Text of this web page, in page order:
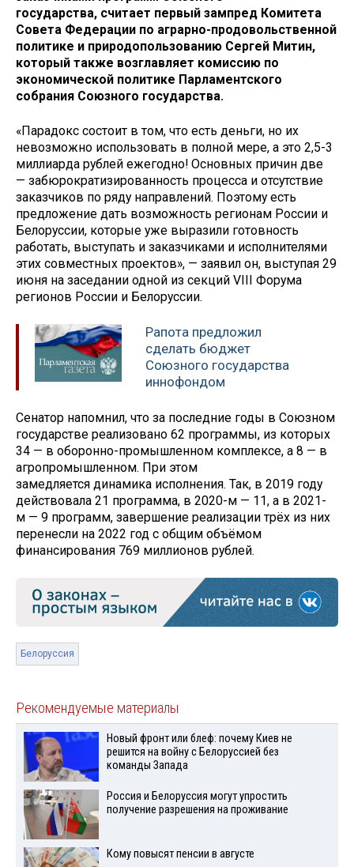
государства, считает первый зампред Комитета
Совета Федерации по аграрно-продовольственной
политике и природопользованию Сергей Митин,
который также возглавляет комиссию по
экономической политике Парламентского
собрания Союзного государства.
«Парадокс состоит в том, что есть деньги, но их
невозможно использовать в полной мере, а это 2,5-3
миллиарда рублей ежегодно! Основных причин две
— забюрократизированность процесса и отсутствие
заказчиков по ряду направлений. Поэтому есть
предложение дать возможность регионам России и
Белоруссии, которые уже выразили готовность
работать, выступать и заказчиками и исполнителями
этих совместных проектов», — заявил он, выступая 29
июня на заседании одной из секций VIII Форума
регионов России и Белоруссии.
Рапота предложил
сделать бюджет
Союзного государства
иннофондом
Сенатор напомнил, что за последние годы в Союзном
государстве реализовано 62 программы, из которых
34 — в оборонно-промышленном комплексе, а 8 — в
агропромышленном. При этом
замедляется динамика исполнения. Так, в 2019 году
действовала 21 программа, в 2020-м — 11, а в 2021-
м — 9 программ, завершение реализации трёх из них
перенесли на 2022 год с общим объёмом
финансирования 769 миллионов рублей.
Белоруссия
Рекомендуемые материалы
Новый фронт или блеф: почему Киев не
решится на войну с Белоруссией без
команды Запада
Россия и Белоруссия могут упростить
получение разрешения на проживание
Кому повысят пенсии в августе